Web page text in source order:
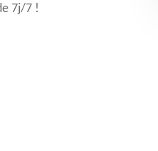
7j/7 !